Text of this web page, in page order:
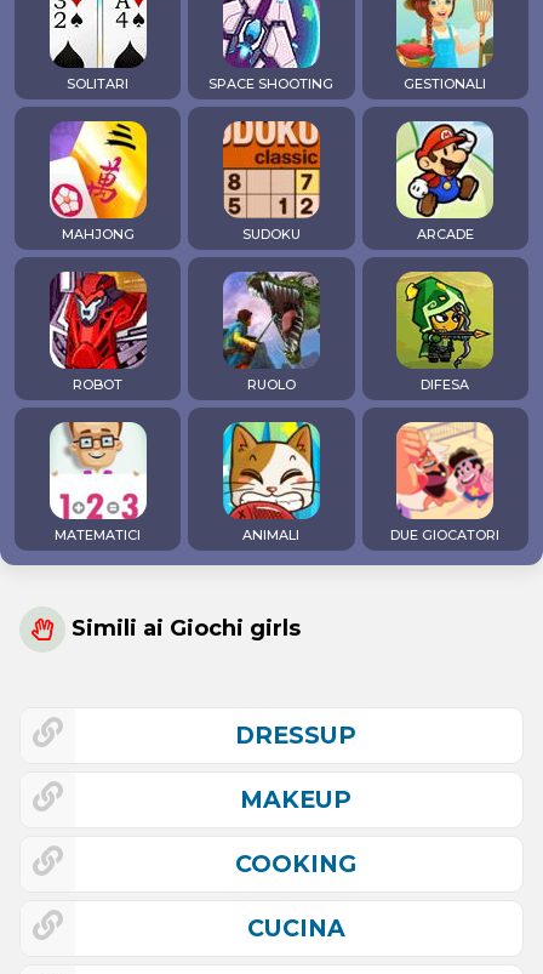
SOLITARI SPACE SHOOTING GESTIONALI
MAHJONG SUDOKU ARCADE
ROBOT RUOLO DIFESA
MATEMATICI ANIMALI DUE GIOCATORI
Simili ai Giochi girls
DRESSUP
MAKEUP
COOKING
CUCINA